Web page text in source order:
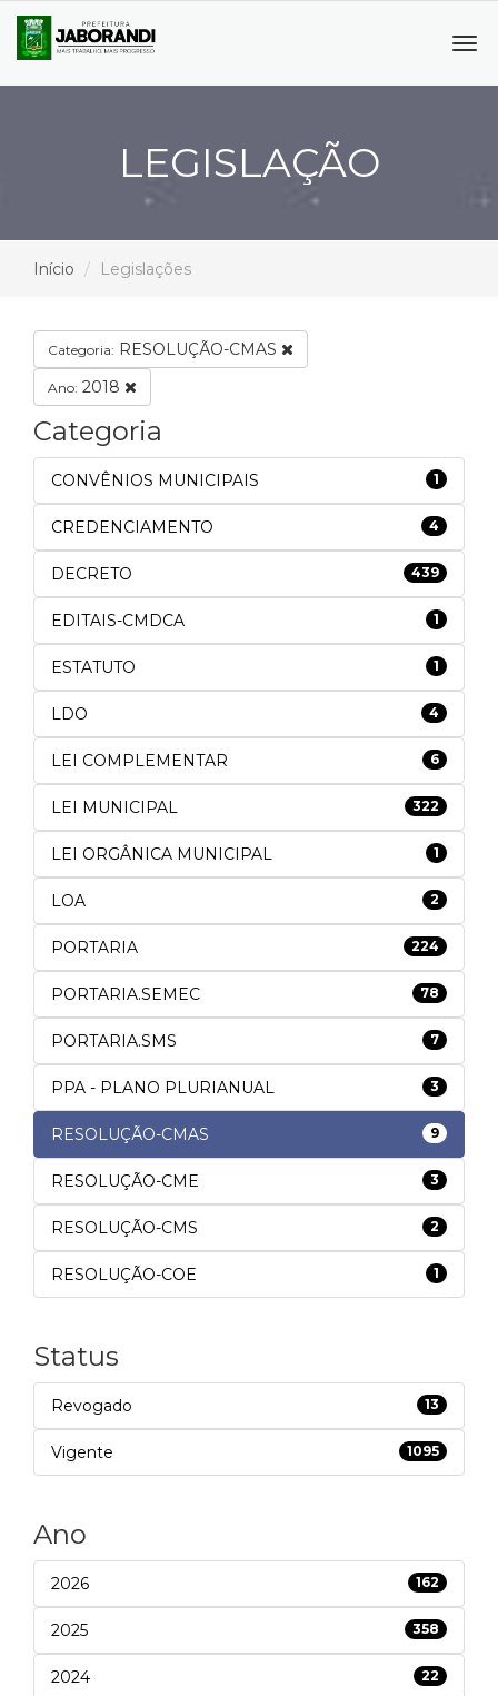
LEGISLAÇÃO
Início Legislações
Categoria: RESOLUÇÃO-CMAS
Ano: 2018
Categoria
CONVÊNIOS MUNICIPAIS 1
CREDENCIAMENTO 4
DECRETO 439
EDITAIS-CMDCA 1
ESTATUTO 1
LDO 4
LEI COMPLEMENTAR 6
LEI MUNICIPAL 322
LEI ORGÂNICA MUNICIPAL 1
LOA 2
PORTARIA 224
PORTARIA.SEMEC 78
PORTARIA.SMS 7
PPA - PLANO PLURIANUAL 3
RESOLUÇÃO-CMAS 9
RESOLUÇÃO-CME 3
RESOLUÇÃO-CMS 2
RESOLUÇÃO-COE 1
Status
Revogado 13
Vigente 1095
Ano
2026 162
2025 358
2024 22